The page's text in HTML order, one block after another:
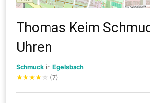
Thomas Keim
Uhren
Schmuck inEgelsbach
★★★★ ☆ (7)